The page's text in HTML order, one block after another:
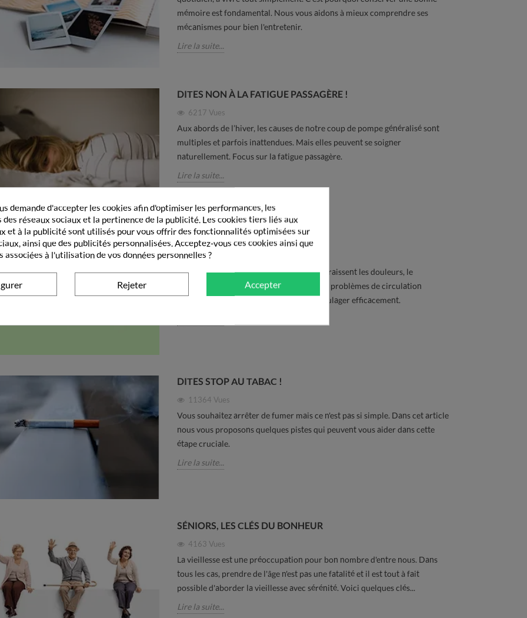
mémoire est fondamental. Nous vous aidons à mieux comprendre ses
mécanismes pour bien l'entretenir.
Lire la suite...
DITES NON À LA FATIGUE PASSAGÈRE !
6217Vues
Aux abords de l’hiver, les causes de notre coup de pompe généralisé sont
multiples et parfois inattendues. Mais elles peuvent se soigner
naturellement. Focus sur la fatigue passagère.
Lire la suite...
J'AI LES JAMBES LOURDES...
8171Vues
Au réveil, tout va bien. Mais très vite apparaissent les douleurs, le
gonflement, la sensation de lourdeur… Les problèmes de circulation
veineuse sont courants. Apprenez à les soulager efficacement.
DITES STOP AU TABAC !
11364Vues
Vous souhaitez arrêter de fumer mais ce n'est pas si simple. Dans cet article
nous vous proposons quelques pistes qui peuvent vous aider dans cette
étape cruciale.
Lire la suite...
SÉNIORS, LES CLÉS DU BONHEUR
4163Vues
La vieillesse est une préoccupation pour bon nombre d'entre nous. Dans
tous les cas, prendre de l'âge n'est pas une fatalité et il est tout à fait
possible d'aborder la vieillesse avec sérénité. Voici quelques clés...
Lire la suite...
demande d'accepter les cookies afin d'optimiser les performances, les
réseaux sociaux et la pertinence de la publicité. Les cookies tiers liés aux
et à la publicité sont utilisés pour vous offrir des fonctionnalités optimisées sur
ainsi que des publicités personnalisées. Acceptez-vous ces cookies ainsi que
associées à l'utilisation de vos données personnelles ?
Rejeter Accepter